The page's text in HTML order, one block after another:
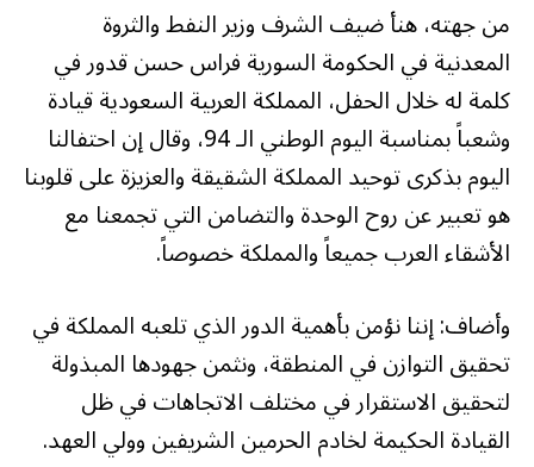
من جهته، هنأ ضيف الشرف وزير النفط والثروة
المعدنية في الحكومة السورية فراس حسن قدور في
كلمة له خلال الحفل، المملكة العربية السعودية قيادة
وشعباً بمناسبة اليوم الوطني الـ 94، وقال إن احتفالنا
اليوم بذكرى توحيد المملكة الشقيقة والعزيزة على قلوبنا
هو تعبير عن روح الوحدة والتضامن التي تجمعنا مع
الأشقاء العرب جميعاً والمملكة خصوصاً.
وأضاف: إننا نؤمن بأهمية الدور الذي تلعبه المملكة في
تحقيق التوازن في المنطقة، ونثمن جهودها المبذولة
لتحقيق الاستقرار في مختلف الاتجاهات في ظل
القيادة الحكيمة لخادم الحرمين الشريفين وولي العهد.